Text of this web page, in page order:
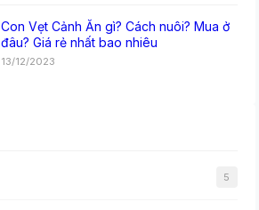
Con Vẹt Cảnh Ăn gì? Cách nuôi? Mua ở
đâu? Giá rẻ nhất bao nhiêu
13/12/2023
5